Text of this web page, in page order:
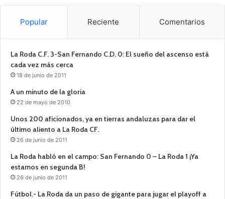
Popular Reciente Comentarios
La Roda C.F. 3-San Fernando C.D. 0: El sueño del ascenso está
cada vez más cerca
18 de junio de 2011
A un minuto de la gloria
22 de mayo de 2010
Unos 200 aficionados, ya en tierras andaluzas para dar el
último aliento a La Roda CF.
26 de junio de 2011
La Roda habló en el campo: San Fernando 0 – La Roda 1 ¡Ya
estamos en segunda B!
26 de junio de 2011
Fútbol.- La Roda da un paso de gigante para jugar el playoff a